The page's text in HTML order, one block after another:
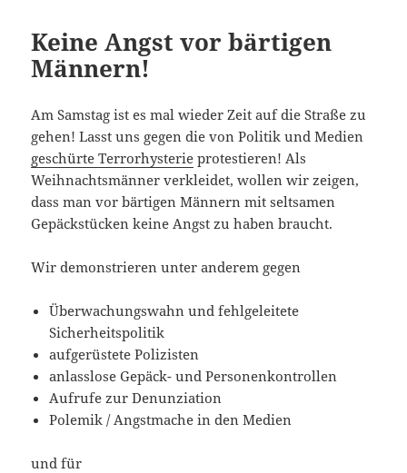
Keine Angst vor bärtigen
Männern!
Am Samstag ist es mal wieder Zeit auf die Straße zu
gehen! Lasst uns gegen die von Politik und Medien
geschürte Terrorhysterie protestieren! Als
Weihnachtsmänner verkleidet, wollen wir zeigen,
dass man vor bärtigen Männern mit seltsamen
Gepäckstücken keine Angst zu haben braucht.
Wir demonstrieren unter anderem gegen
Überwachungswahn und fehlgeleitete
Sicherheitspolitik
aufgerüstete Polizisten
anlasslose Gepäck- und Personenkontrollen
Aufrufe zur Denunziation
Polemik / Angstmache in den Medien
und für